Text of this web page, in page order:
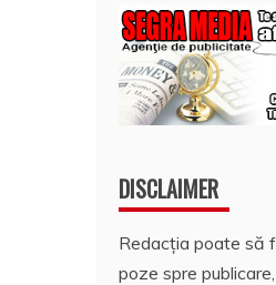
DISCLAIMER
Redacția poate să
poze spre